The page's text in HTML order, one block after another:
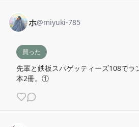
ホ@miyuki-785
買った
先輩と鉄板スパゲッティーズ108でラ
本2冊。①